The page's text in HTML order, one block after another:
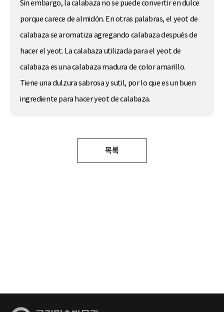
Sin embargo, la calabaza no se puede convertir en dulce
porque carece de almidón. En otras palabras, el yeot de
calabaza se aromatiza agregando calabaza después de
hacer el yeot. La calabaza utilizada para el yeot de
calabaza es una calabaza madura de color amarillo.
Tiene una dulzura sabrosa y sutil, por lo que es un buen
ingrediente para hacer yeot de calabaza.
목록